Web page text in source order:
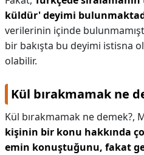
küldür' deyimi
verilerinin içinde
bir bakışta bu deyimi istisna
olabilir.
Kül bırakmamak ne
Kül bırakmamak ne demek?,
kişinin bir konu hakkında
emin konuştuğunu, fakat